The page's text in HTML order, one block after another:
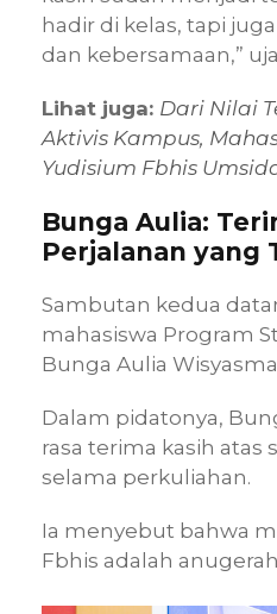
hadir di kelas, tapi
dan kebersamaan,”
Lihat juga: Dari Nilai
Aktivis Kampus,
Yudisium Fbhis
Bunga Aulia:
Perjalanan yang
Sambutan kedua
mahasiswa Program
Bunga Aulia
Dalam pidatonya,
rasa terima kasih atas
selama perkuliahan.
Ia menyebut bahwa
Fbhis adalah